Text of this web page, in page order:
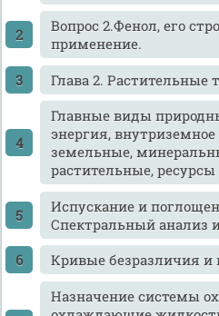
Вопрос 2.Фенол, его
применение.
Глава 2. Растительные
Главные виды
энергия,
земельные,
растительные,
Испускание и
Спектральный анализ
Кривые безразличия и
Назначение системы